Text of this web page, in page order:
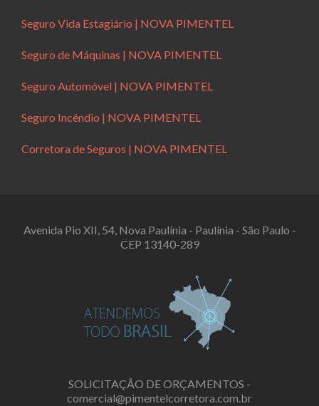
Seguro Vida Estagiário | NOVA PIMENTEL
Seguro de Máquinas | NOVA PIMENTEL
Seguro Automóvel | NOVA PIMENTEL
Seguro Incêndio | NOVA PIMENTEL
Corretora de Seguros | NOVA PIMENTEL
Avenida Pio XII, 54, Nova Paulínia - Paulínia - São Paulo -
CEP 13140-289
SOLICITAÇÃO DE ORÇAMENTOS -
comercial@pimentelcorretora.com.br